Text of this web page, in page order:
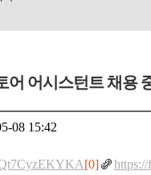
어시스턴트 채용
08 15:42
[0]